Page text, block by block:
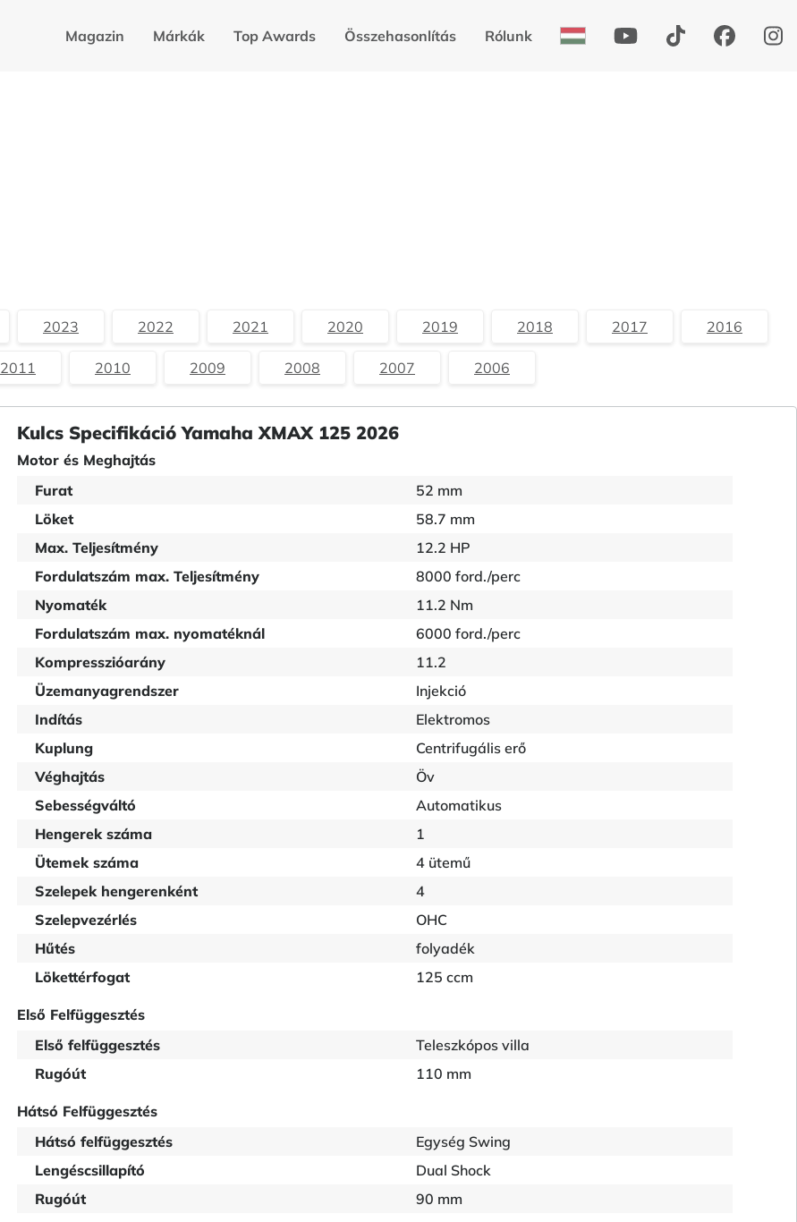
Magazin Márkák Top Awards Összehasonlítás Rólunk
2023 2022 2021 2020 2019 2018 2017 2016
2011 2010 2009 2008 2007 2006
Kulcs Specifikáció Yamaha XMAX 125 2026
Motor és Meghajtás
Furat
52 mm
Löket
58.7 mm
Max. Teljesítmény
12.2 HP
Fordulatszám max. Teljesítmény
8000 ford./perc
Nyomaték
11.2 Nm
Fordulatszám max. nyomatéknál
6000 ford./perc
Kompresszióarány
11.2
Üzemanyagrendszer
Injekció
Indítás
Elektromos
Kuplung
Centrifugális erő
Véghajtás
Öv
Sebességváltó
Automatikus
Hengerek száma
1
Ütemek száma
4 ütemű
Szelepek hengerenként
4
Szelepvezérlés
OHC
Hűtés
folyadék
Lökettérfogat
125 ccm
Első Felfüggesztés
Első felfüggesztés
Teleszkópos villa
Rugóút
110 mm
Hátsó Felfüggesztés
Hátsó felfüggesztés
Egység Swing
Lengéscsillapító
Dual Shock
Rugóút
90 mm